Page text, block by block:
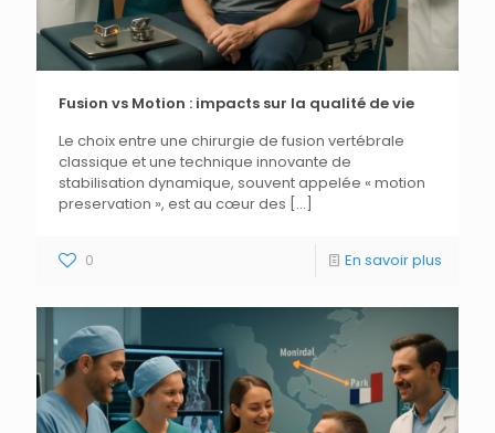
Fusion vs Motion : impacts sur la qualité de vie
Le choix entre une chirurgie de fusion vertébrale
classique et une technique innovante de
stabilisation dynamique, souvent appelée « motion
preservation », est au cœur des […]
0 En savoir plus